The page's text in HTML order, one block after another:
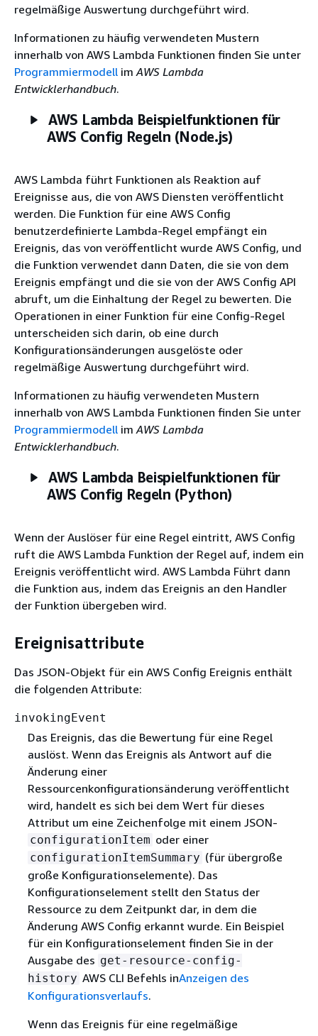
regelmäßige Auswertung durchgeführt wird.
Informationen zu häufig verwendeten Mustern
innerhalb von AWS Lambda Funktionen finden Sie unter
Programmiermodell imAWS Lambda
Entwicklerhandbuch.
AWS Lambda Beispielfunktionen für
AWS Config Regeln (Node.js)
AWS Lambda führt Funktionen als Reaktion auf
Ereignisse aus, die von AWS Diensten veröffentlicht
werden. Die Funktion für eine AWS Config
benutzerdefinierte Lambda-Regel empfängt ein
Ereignis, das von veröffentlicht wurde AWS Config, und
die Funktion verwendet dann Daten, die sie von dem
Ereignis empfängt und die sie von der AWS Config API
abruft, um die Einhaltung der Regel zu bewerten. Die
Operationen in einer Funktion für eine Config-Regel
unterscheiden sich darin, ob eine durch
Konfigurationsänderungen ausgelöste oder
regelmäßige Auswertung durchgeführt wird.
Informationen zu häufig verwendeten Mustern
innerhalb von AWS Lambda Funktionen finden Sie unter
Programmiermodell imAWS Lambda
Entwicklerhandbuch.
AWS Lambda Beispielfunktionen für
AWS Config Regeln (Python)
Wenn der Auslöser für eine Regel eintritt, AWS Config
ruft die AWS Lambda Funktion der Regel auf, indem ein
Ereignis veröffentlicht wird. AWS Lambda Führt dann
die Funktion aus, indem das Ereignis an den Handler
der Funktion übergeben wird.
Ereignisattribute
Das JSON-Objekt für ein AWS Config Ereignis enthält
die folgenden Attribute:
invokingEvent
Das Ereignis, das die Bewertung für eine Regel
auslöst. Wenn das Ereignis als Antwort auf die
Änderung einer
Ressourcenkonfigurationsänderung veröffentlicht
wird, handelt es sich bei dem Wert für dieses
Attribut um eine Zeichenfolge mit einem JSON-
configurationItem oder einer
configurationItemSummary (für übergroße
große Konfigurationselemente). Das
Konfigurationselement stellt den Status der
Ressource zu dem Zeitpunkt dar, in dem die
Änderung AWS Config erkannt wurde. Ein Beispiel
für ein Konfigurationselement finden Sie in der
Ausgabe des get-resource-config-
history AWS CLI Befehls inAnzeigen des
Konfigurationsverlaufs.
Wenn das Ereignis für eine regelmäßige